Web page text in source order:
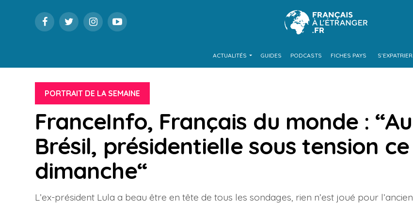
ACTUALITÉS GUIDES PODCASTS FICHES PAYS S’EXPATRIER
PORTRAIT DE LA SEMAINE
FranceInfo, Français du monde : “Au
Brésil, présidentielle sous tension ce
dimanche“
L’ex-président Lula a beau être en tête de tous les sondages, rien n’est joué pour l’ancien